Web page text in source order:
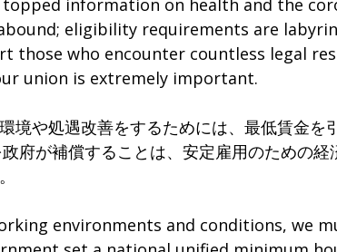
eligibility requirements are
those who encounter countless legal
union is extremely important.
境や処遇改善をするためには、最低賃金を
府が補償することは、安定雇用のための
environments and conditions, we